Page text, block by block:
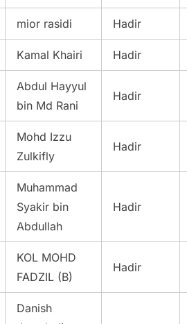
mior rasidi Hadir
Kamal Khairi Hadir
Abdul Hayyul
bin Md Rani
Hadir
Mohd Izzu
Zulkifly
Hadir
Muhammad
Syakir bin
Abdullah
Hadir
KOL MOHD
FADZIL (B)
Hadir
Danish